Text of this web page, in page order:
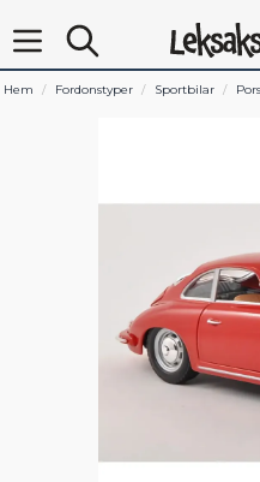
Hem Fordonstyper Sportbilar